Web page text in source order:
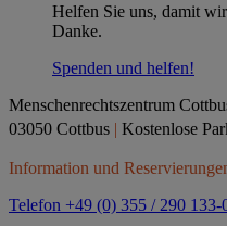
Helfen Sie uns, damit
Danke.
Spenden und helfen!
Menschenrechtszentrum
03050 Cottbus | Kostenlose
Information und
Telefon +49 (0) 355 / 290 133-